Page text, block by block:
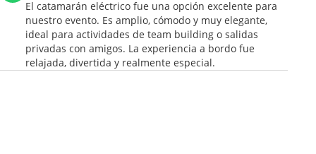
El catamarán eléctrico fue una opción excelente para
nuestro evento. Es amplio, cómodo y muy elegante,
ideal para actividades de team building o salidas
privadas con amigos. La experiencia a bordo fue
relajada, divertida y realmente especial.